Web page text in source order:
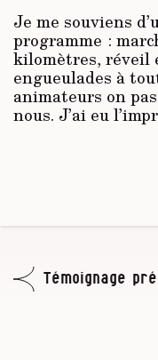
Je me souviens
programme :
kilomètres, réveil
engueulades à
animateurs on
nous. J’ai eu
Témoignage